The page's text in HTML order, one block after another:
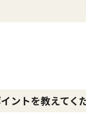
ントを教えてく